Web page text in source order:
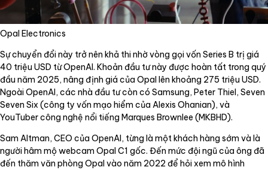
Opal Electronics
Sự chuyển đổi này trở nên khả thi nhờ vòng gọi vốn Series B trị giá
40 triệu USD từ OpenAI. Khoản đầu tư này được hoàn tất trong quý
đầu năm 2025, nâng định giá của Opal lên khoảng 275 triệu USD.
Ngoài OpenAI, các nhà đầu tư còn có Samsung, Peter Thiel, Seven
Seven Six (công ty vốn mạo hiểm của Alexis Ohanian), và
YouTuber công nghệ nổi tiếng Marques Brownlee (MKBHD).
Sam Altman, CEO của OpenAI, từng là một khách hàng sớm và là
người hâm mộ webcam Opal C1 gốc. Đến mức đội ngũ của ông đã
đến thăm văn phòng Opal vào năm 2022 để hỏi xem mô hình